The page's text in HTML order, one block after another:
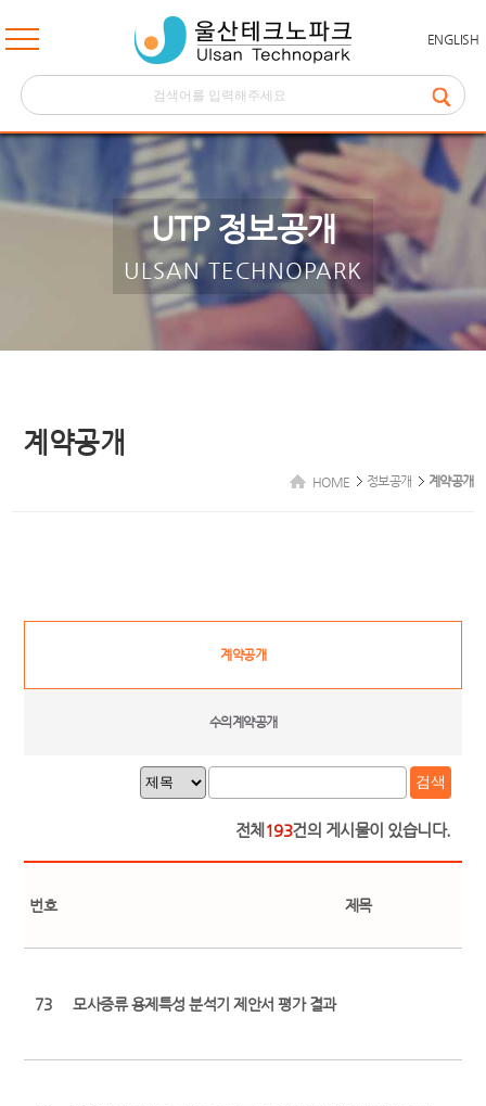
ENGLISH
UTP 정보공개
ULSAN TECHNOPARK
계약공개
HOME 정보공개 계약공개
계약공개
수의계약공개
검색
전체 193건의 게시물이 있습니다.
번호 제목
73 모사증류 용제특성 분석기 제안서 평가 결과